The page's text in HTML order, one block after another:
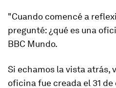
"Cuando comencé a
pregunté: ¿qué es una
BBC Mundo.
Si echamos la vista atrás,
oficina fue creada el 31